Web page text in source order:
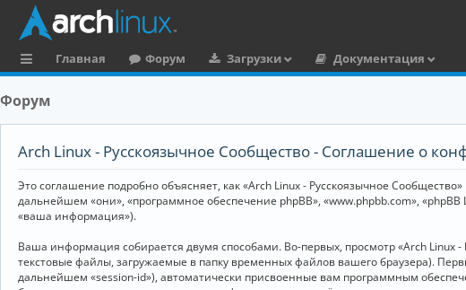
ы
и
Главная Форум Загрузки
Документация
Форум
Arch Linux - Русскоязычное Сообщество - Соглашение о
Это соглашение подробно объясняет, как «Arch Linux - Русскоязычное
дальнейшем «они», «программное обеспечение phpBB», «www.phpbb.com»,
«ваша информация»).
Ваша информация собирается двумя способами. Во-первых, просмотр «Arch
текстовые файлы, загружаемые в папку временных файлов вашего браузера).
дальнейшем «session-id»), автоматически присвоенные вам программным